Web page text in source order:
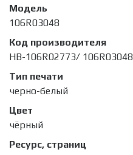
Модель
106R03048
Код производителя
HB-106R02773/ 106R03048
Тип печати
черно-белый
Цвет
чёрный
Ресурс, страниц